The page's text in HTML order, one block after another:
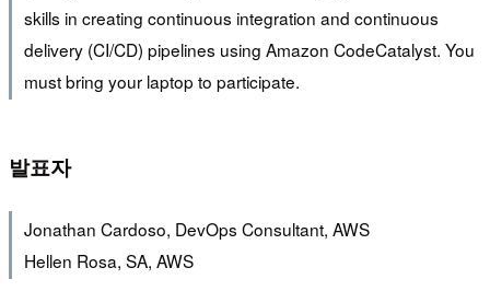
skills in creating continuous integration and continuous
delivery (CI/CD) pipelines using Amazon CodeCatalyst. You
must bring your laptop to participate.
발표자
Jonathan Cardoso, DevOps Consultant, AWS
Hellen Rosa, SA, AWS